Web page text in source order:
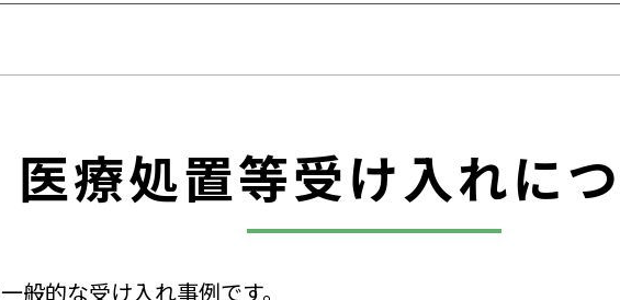
医療処置等受け入れに
般的な受け入れ事例です。